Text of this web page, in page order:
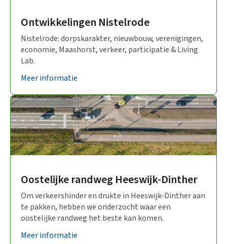
Ontwikkelingen Nistelrode
Nistelrode: dorpskarakter, nieuwbouw, verenigingen,
economie, Maashorst, verkeer, participatie & Living
Lab.
Meer informatie
Oostelijke randweg Heeswijk-Dinther
Om verkeershinder en drukte in Heeswijk-Dinther aan
te pakken, hebben we onderzocht waar een
oostelijke randweg het beste kan komen.
Meer informatie